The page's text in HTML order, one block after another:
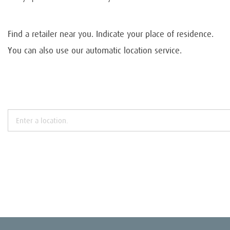
Find a retailer near you. Indicate your place of residence.
You can also use our automatic location service.